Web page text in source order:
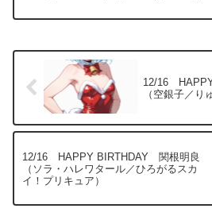
12/16
（空銀子／り
12/16 HAPPY BIRTHDAY 関根明良
（ソラ・ハレワタール／ひろがるスカ
イ！プリキュア）